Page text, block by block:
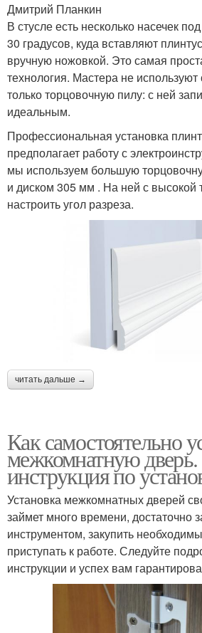
Дмитрий Планкин
В стусле есть несколько насечек
30 градусов, куда вставляют
вручную ножовкой. Это самая
технология. Мастера не используют
только торцовочную пилу: с ней
идеальным.
Профессиональная установка
предполагает работу с
мы используем большую
и диском 305 мм . На ней с высокой
настроить угол разреза.
читать дальше →
Как самостоятельно
межкомнатную
инструкция по
Установка межкомнатных дверей
займет много времени, достаточно
инструментом, закупить
приступать к работе. Следуйте
инструкции и успех вам